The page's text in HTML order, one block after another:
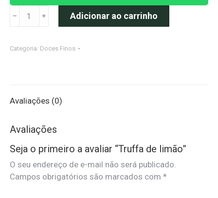
Truffa
quantidade
﹣ ﹢ Adicionar ao carrinho
Categoria: Doces Finos
Avaliações (0)
Avaliações
Seja o primeiro a avaliar “Truffa de limão”
O seu endereço de e-mail não será publicado.
Campos obrigatórios são marcados com *